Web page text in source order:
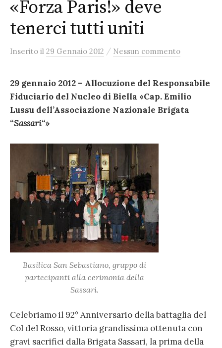
«Forza Paris!» deve
tenerci tutti uniti
Inserito il 29 Gennaio 2012 / Nessun commento
29 gennaio 2012 – Allocuzione del Responsabile
Fiduciario del Nucleo di Biella «Cap. Emilio
Lussu dell’Associazione Nazionale Brigata
“Sassari“»
Basilica San Sebastiano, gruppo di
partecipanti alla cerimonia della
Sassari.
Celebriamo il 92° Anniversario della battaglia del
Col del Rosso, vittoria grandissima ottenuta con
gravi sacrifici dalla Brigata Sassari, la prima della